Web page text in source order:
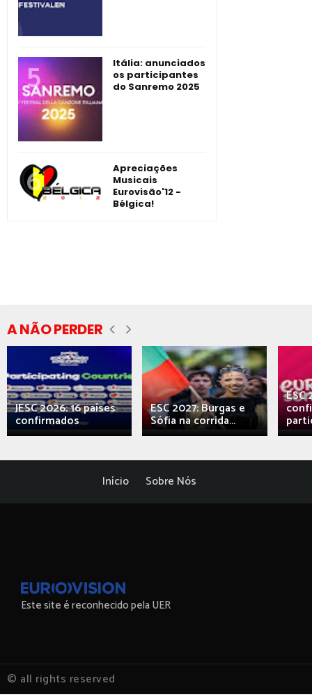
Itália: anunciados
os participantes
do Sanremo 2025
Apreciações
Musicais
Eurovisão'12 -
Bélgica!
A NÃO PERDER
JESC 2026: 16 países
confirmados
ESC 2027: Burgas e
Sófia na corrida...
ESC
Início Sobre Nós
Este site é reconhecido pela UER
© all rights reserved